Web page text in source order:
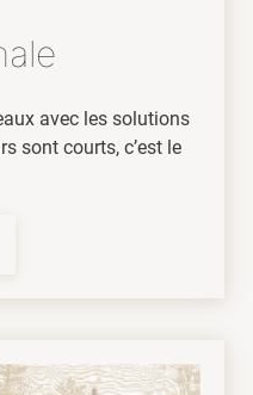
avec les solutions
sont courts, c’est le